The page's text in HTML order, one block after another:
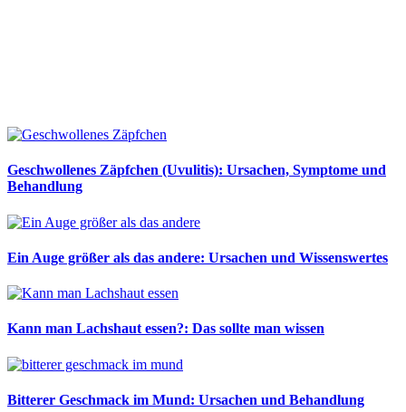
Geschwollenes Zäpfchen (Uvulitis): Ursachen, Symptome und
Behandlung
Ein Auge größer als das andere: Ursachen und Wissenswertes
Kann man Lachshaut essen?: Das sollte man wissen
Bitterer Geschmack im Mund: Ursachen und Behandlung